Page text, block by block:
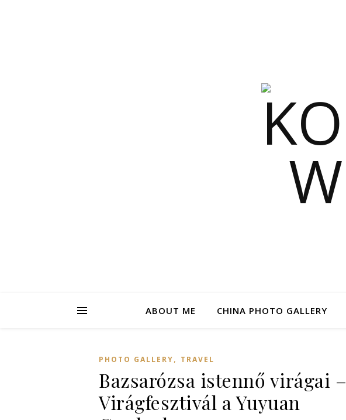
ABOUT ME CHINA PHOTO GALLERY
PHOTO GALLERY, TRAVEL
Bazsarózsa istennő virágai –
Virágfesztivál a Yuyuan